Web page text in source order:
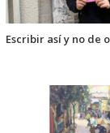
Escribir así y no de